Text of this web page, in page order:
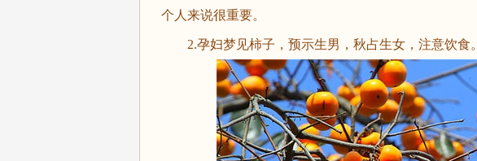
个人来说很重要。
2.孕妇梦见柿子，预示生男，秋占生女，注意饮食。